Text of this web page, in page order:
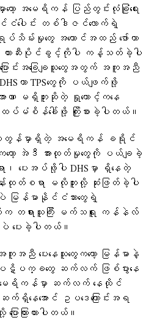
ာတော့ အမေရိကန် ပြည်တွင်းလုံခြုံရေး
ငံပေါင်း တစ်ဒါဇင်လောက်ရဲ့
သိမ်းမှုတွေ အကောင်အထည် ဖော်တာ
တားဆီးပိုင်ခွင့်ကိုပါ ကန့်သတ်ခဲ့ပါ
ြောင်းအခြေချသူတွေအတွက် အကူအညီ
ဟာ TPSတွေကို ပယ်ဖျက်ဖို့
ဏာ မရှိဘူးဆိုတဲ့ ရှုထောင့်ကနေ
ထပ်မံစိန်ခေါ်ဖို့ ကြိုးစားခဲ့ပါတယ်။
စတွန်မှာရှိတဲ့ အမေရိကန် ခရိုင်
တော့ အဲဒီ အားထုတ်မှုတွေကို ပယ်ချခဲ့
ာ၊ ပေးအပ်ဖို့ပါ DHSမှာ ရှိနေတဲ့
ထုတ်စရာ မလိုဘူးလို့ ဆုံးဖြတ်ခဲ့ပါ
ြန်မာနိုင်ငံသားတွေရဲ့
က တရားသူကြီး မက်သရူး ကန်နဲလ်
ပေးခဲ့ပါတယ်။
အကူအညီ ပေးနေသူတွေကတော့ မြန်မာနဲ့
ဋိပက္ခတွေ ဆက်လက် ဖြစ်ပွားနေ
ေ အမေရိကန်မှာ ဆက်လက် နေထိုင်
ေအောင် ဥပဒေကြောင်းအရ
ာကြားထားပါတယ်။